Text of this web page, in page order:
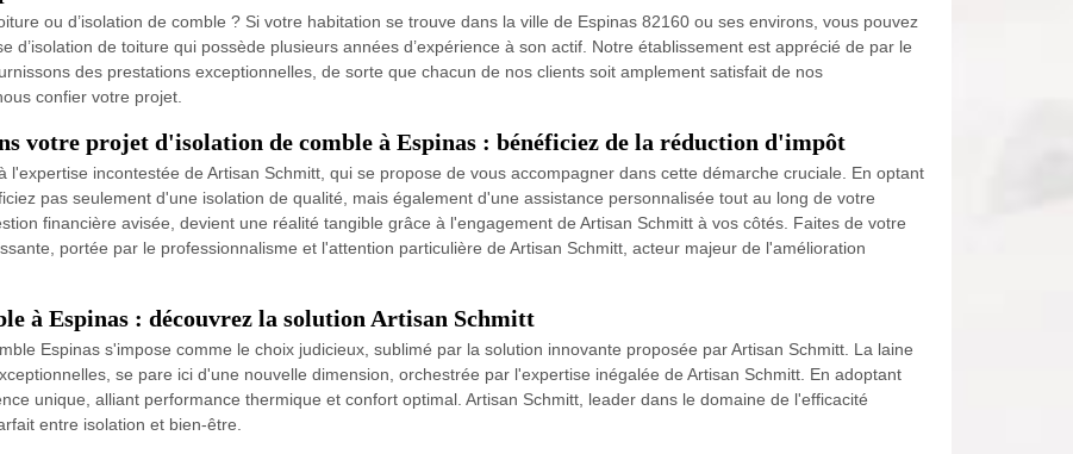
ou d’isolation de comble ? Si votre habitation se trouve dans la ville de Espinas 82160 ou ses environs, vous pouvez
d’isolation de toiture qui possède plusieurs années d’expérience à son actif. Notre établissement est apprécié de par le
des prestations exceptionnelles, de sorte que chacun de nos clients soit amplement satisfait de nos
confier votre projet.
votre projet d'isolation de comble à Espinas : bénéficiez de la réduction d'impôt
incontestée de Artisan Schmitt, qui se propose de vous accompagner dans cette démarche cruciale. En optant
pas seulement d'une isolation de qualité, mais également d'une assistance personnalisée tout au long de votre
financière avisée, devient une réalité tangible grâce à l'engagement de Artisan Schmitt à vos côtés. Faites de votre
portée par le professionnalisme et l'attention particulière de Artisan Schmitt, acteur majeur de l'amélioration
à Espinas : découvrez la solution Artisan Schmitt
Espinas s'impose comme le choix judicieux, sublimé par la solution innovante proposée par Artisan Schmitt. La laine
se pare ici d'une nouvelle dimension, orchestrée par l'expertise inégalée de Artisan Schmitt. En adoptant
unique, alliant performance thermique et confort optimal. Artisan Schmitt, leader dans le domaine de l'efficacité
entre isolation et bien-être.